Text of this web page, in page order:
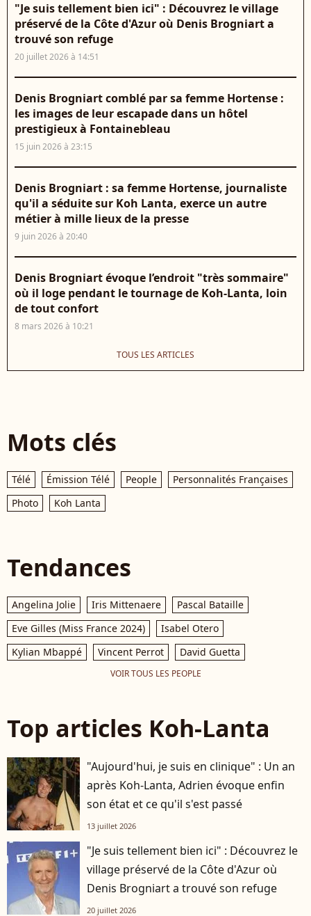
"Je suis tellement bien ici" : Découvrez le village
préservé de la Côte d'Azur où Denis Brogniart a
trouvé son refuge
20 juillet 2026 à 14:51
Denis Brogniart comblé par sa femme Hortense :
les images de leur escapade dans un hôtel
prestigieux à Fontainebleau
15 juin 2026 à 23:15
Denis Brogniart : sa femme Hortense, journaliste
qu'il a séduite sur Koh Lanta, exerce un autre
métier à mille lieux de la presse
9 juin 2026 à 20:40
Denis Brogniart évoque l’endroit "très sommaire"
où il loge pendant le tournage de Koh-Lanta, loin
de tout confort
8 mars 2026 à 10:21
TOUS LES ARTICLES
Mots clés
Télé Émission Télé People
Personnalités Françaises
Photo
Koh Lanta
Tendances
Angelina Jolie Iris Mittenaere
Pascal Bataille
Eve Gilles (Miss France 2024)
Isabel Otero
Kylian Mbappé
Vincent Perrot David Guetta
VOIR TOUS LES PEOPLE
Top articles Koh-Lanta
"Aujourd'hui, je suis en clinique" : Un an
après Koh-Lanta, Adrien évoque enfin
son état et ce qu'il s'est passé
13 juillet 2026
"Je suis tellement bien ici" : Découvrez le
village préservé de la Côte d'Azur où
Denis Brogniart a trouvé son refuge
20 juillet 2026